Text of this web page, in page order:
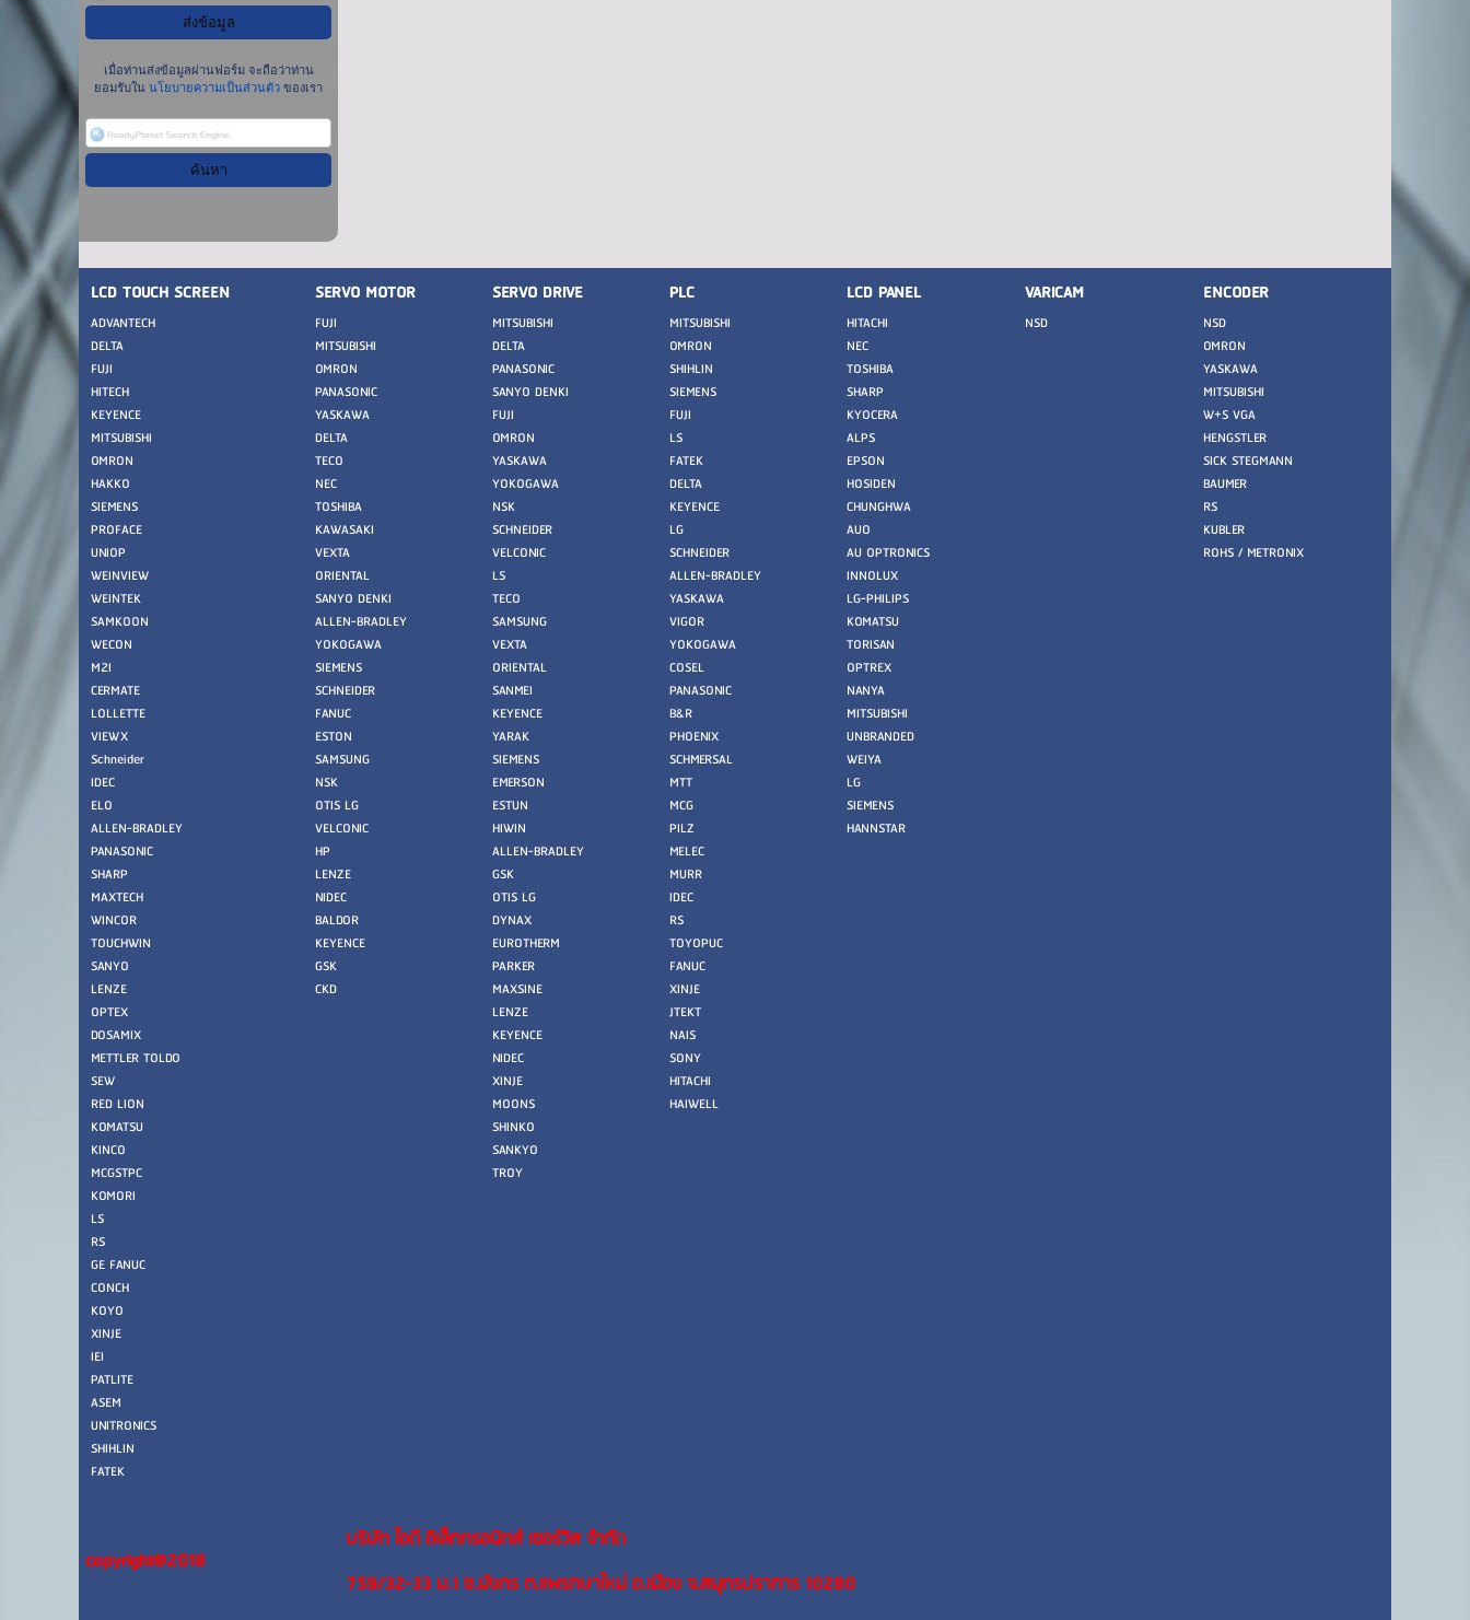
เมื่อท่านส่งข้อมูลผ่านฟอร์ม จะถือว่าท่าน
ยอมรับใน นโยบายความเป็นส่วนตัวของเรา
LCD TOUCH SCREEN
ADVANTECH
DELTA
FUJI
HITECH
KEYENCE
MITSUBISHI
OMRON
HAKKO
SIEMENS
PROFACE
UNIOP
WEINVIEW
WEINTEK
SAMKOON
WECON
M2I
CERMATE
LOLLETTE
VIEWX
Schneider
IDEC
ELO
ALLEN-BRADLEY
PANASONIC
SHARP
MAXTECH
WINCOR
TOUCHWIN
SANYO
LENZE
OPTEX
DOSAMIX
METTLER TOLDO
SEW
RED LION
KOMATSU
KINCO
MCGSTPC
KOMORI
LS
RS
GE FANUC
CONCH
KOYO
XINJE
IEI
PATLITE
ASEM
UNITRONICS
SHIHLIN
FATEK
SERVO MOTOR
FUJI
MITSUBISHI
OMRON
PANASONIC
YASKAWA
DELTA
TECO
NEC
TOSHIBA
KAWASAKI
VEXTA
ORIENTAL
SANYO DENKI
ALLEN-BRADLEY
YOKOGAWA
SIEMENS
SCHNEIDER
FANUC
ESTON
SAMSUNG
NSK
OTIS LG
VELCONIC
HP
LENZE
NIDEC
BALDOR
KEYENCE
GSK
CKD
SERVO DRIVE
MITSUBISHI
DELTA
PANASONIC
SANYO DENKI
FUJI
OMRON
YASKAWA
YOKOGAWA
NSK
SCHNEIDER
VELCONIC
LS
TECO
SAMSUNG
VEXTA
ORIENTAL
SANMEI
KEYENCE
YARAK
SIEMENS
EMERSON
ESTUN
HIWIN
ALLEN-BRADLEY
GSK
OTIS LG
DYNAX
EUROTHERM
PARKER
MAXSINE
LENZE
KEYENCE
NIDEC
XINJE
MOONS
SHINKO
SANKYO
TROY
PLC
MITSUBISHI
OMRON
SHIHLIN
SIEMENS
FUJI
LS
FATEK
DELTA
KEYENCE
LG
SCHNEIDER
ALLEN-BRADLEY
YASKAWA
VIGOR
YOKOGAWA
COSEL
PANASONIC
B&R
PHOENIX
SCHMERSAL
MTT
MCG
PILZ
MELEC
MURR
IDEC
RS
TOYOPUC
FANUC
XINJE
JTEKT
NAIS
SONY
HITACHI
HAIWELL
LCD PANEL
HITACHI
NEC
TOSHIBA
SHARP
KYOCERA
ALPS
EPSON
HOSIDEN
CHUNGHWA
AUO
AU OPTRONICS
INNOLUX
LG-PHILIPS
KOMATSU
TORISAN
OPTREX
NANYA
MITSUBISHI
UNBRANDED
WEIYA
LG
SIEMENS
HANNSTAR
VARICAM
NSD
ENCODER
NSD
OMRON
YASKAWA
MITSUBISHI
W+S VGA
HENGSTLER
SICK STEGMANN
BAUMER
RS
KUBLER
ROHS / METRONIX
copyright@2018
บริษัท ไอดี อิเล็กทรอนิกส์ เซอร์วิส จำกัด
759/32-33 ม.1 ซ.มังกร ต.แพรกษาใหม่ อ.เมือง จ.สมุทรปราการ 10280